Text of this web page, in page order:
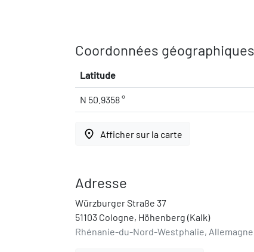
Coordonnées géographiques
Latitude
N 50.9358 °
place Afficher sur la carte
Adresse
Würzburger Straße 37
51103 Cologne, Höhenberg (Kalk)
Rhénanie-du-Nord-Westphalie, Allemagne